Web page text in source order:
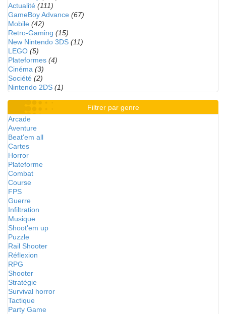
Actualité (111)
GameBoy Advance (67)
Mobile (42)
Retro-Gaming (15)
New Nintendo 3DS (11)
LEGO (5)
Plateformes (4)
Cinéma (3)
Société (2)
Nintendo 2DS (1)
Filtrer par genre
Arcade
Aventure
Beat'em all
Cartes
Horror
Plateforme
Combat
Course
FPS
Guerre
Infiltration
Musique
Shoot'em up
Puzzle
Rail Shooter
Réflexion
RPG
Shooter
Stratégie
Survival horror
Tactique
Party Game